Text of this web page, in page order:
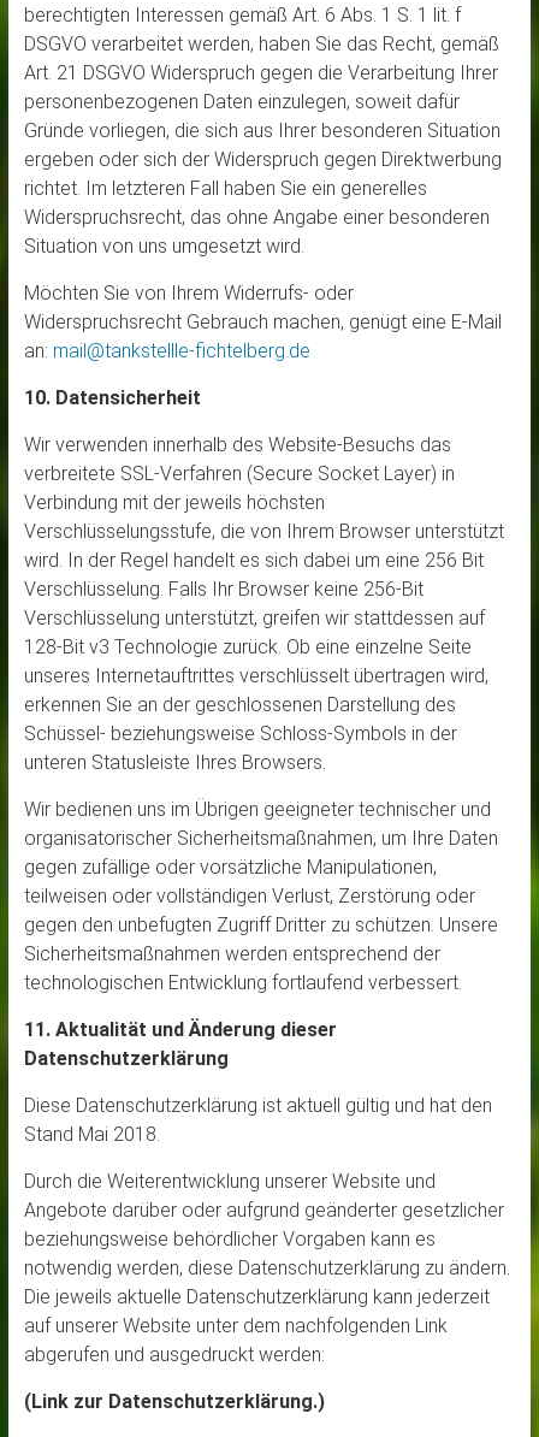
berechtigten Interessen gemäß Art. 6 Abs. 1 S. 1 lit. f
DSGVO verarbeitet werden, haben Sie das Recht, gemäß
Art. 21 DSGVO Widerspruch gegen die Verarbeitung Ihrer
personenbezogenen Daten einzulegen, soweit dafür
Gründe vorliegen, die sich aus Ihrer besonderen Situation
ergeben oder sich der Widerspruch gegen Direktwerbung
richtet. Im letzteren Fall haben Sie ein generelles
Widerspruchsrecht, das ohne Angabe einer besonderen
Situation von uns umgesetzt wird.
Möchten Sie von Ihrem Widerrufs- oder
Widerspruchsrecht Gebrauch machen, genügt eine E-Mail
an: mail@tankstellle-fichtelberg.de
10. Datensicherheit
Wir verwenden innerhalb des Website-Besuchs das
verbreitete SSL-Verfahren (Secure Socket Layer) in
Verbindung mit der jeweils höchsten
Verschlüsselungsstufe, die von Ihrem Browser unterstützt
wird. In der Regel handelt es sich dabei um eine 256 Bit
Verschlüsselung. Falls Ihr Browser keine 256-Bit
Verschlüsselung unterstützt, greifen wir stattdessen auf
128-Bit v3 Technologie zurück. Ob eine einzelne Seite
unseres Internetauftrittes verschlüsselt übertragen wird,
erkennen Sie an der geschlossenen Darstellung des
Schüssel- beziehungsweise Schloss-Symbols in der
unteren Statusleiste Ihres Browsers.
Wir bedienen uns im Übrigen geeigneter technischer und
organisatorischer Sicherheitsmaßnahmen, um Ihre Daten
gegen zufällige oder vorsätzliche Manipulationen,
teilweisen oder vollständigen Verlust, Zerstörung oder
gegen den unbefugten Zugriff Dritter zu schützen. Unsere
Sicherheitsmaßnahmen werden entsprechend der
technologischen Entwicklung fortlaufend verbessert.
11. Aktualität und Änderung dieser
Datenschutzerklärung
Diese Datenschutzerklärung ist aktuell gültig und hat den
Stand Mai 2018.
Durch die Weiterentwicklung unserer Website und
Angebote darüber oder aufgrund geänderter gesetzlicher
beziehungsweise behördlicher Vorgaben kann es
notwendig werden, diese Datenschutzerklärung zu ändern.
Die jeweils aktuelle Datenschutzerklärung kann jederzeit
auf unserer Website unter dem nachfolgenden Link
abgerufen und ausgedruckt werden:
(Link zur Datenschutzerklärung.)